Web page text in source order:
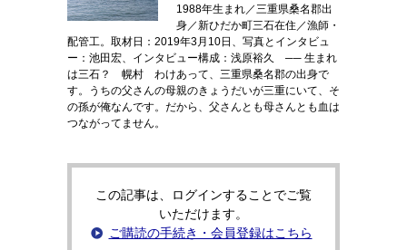
1988年生まれ／三重県桑名郡出
身／新ひだか町三石在住／漁師・
配管工。取材日：2019年3月10日、写真とインタビュ
ー：池田宏、インタビュー構成：浅原裕久 ── 生まれ
は三石？ 幌村 わけあって、三重県桑名郡の出身で
す。うちの父さんの母親のきょうだいが三重にいて、そ
の孫が俺なんです。だから、父さんとも母さんとも血は
つながってません。
この記事は、ログインすることでご覧
いただけます。
ご購読の手続き・会員登録はこちら